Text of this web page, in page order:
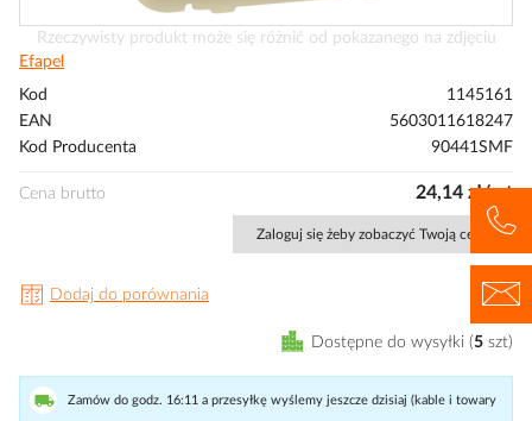
Przejdź
na
początek
Rzeczywisty produkt może się różnić od pokazanego na zdjęciu
Efapel
Kod
1145161
EAN
5603011618247
Kod Producenta
90441SMF
Cena brutto 24,14 zł/szt
Zaloguj się żeby zobaczyć Twoją cenę
Dodaj do porównania
Dostępne do wysyłki 5 szt
Zamów do godz. 16:11 a przesyłkę wyślemy jeszcze dzisiaj (kable i towary